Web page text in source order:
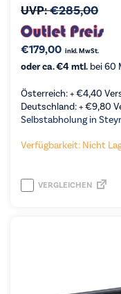
UVP:€285,00
€179,00 inkl. MwSt.
oder ca. €4 mtl. bei 60
Österreich: +€4,40
Deutschland: +€9,80
Selbstabholung in
Verfügbarkeit: Nicht
VERGLEICHEN